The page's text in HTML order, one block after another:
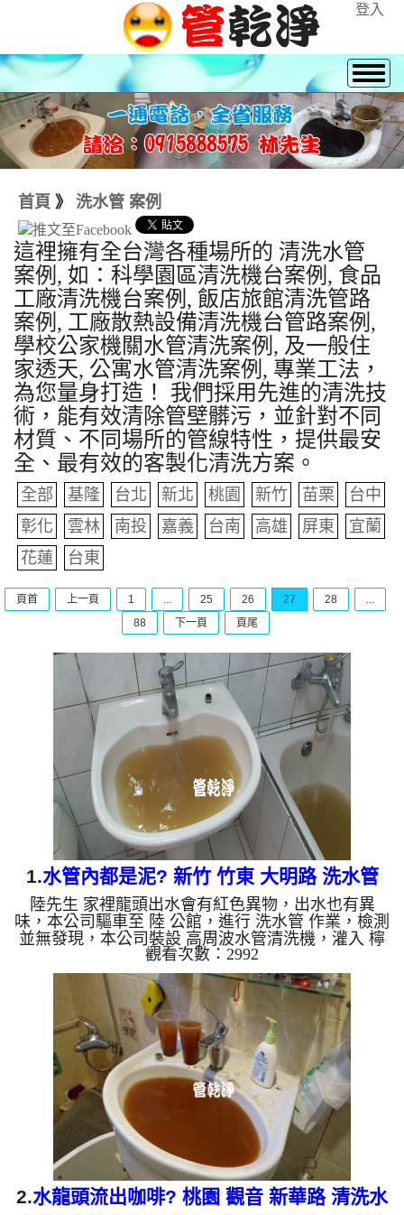
登入
首頁 》 洗水管 案例
這裡擁有全台灣各種場所的 清洗水管
案例, 如：科學園區清洗機台案例, 食品
工廠清洗機台案例, 飯店旅館清洗管路
案例, 工廠散熱設備清洗機台管路案例,
學校公家機關水管清洗案例, 及一般住
家透天, 公寓水管清洗案例, 專業工法，
為您量身打造！ 我們採用先進的清洗技
術，能有效清除管壁髒污，並針對不同
材質、不同場所的管線特性，提供最安
全、最有效的客製化清洗方案。
全部 基隆 台北 新北 桃園 新竹 苗栗
台中
彰化
雲林 南投 嘉義 台南 高雄 屏東
宜蘭
花蓮
台東
頁首 上一頁 1 ... 25 26 27 28
...
88
下一頁 頁尾
1.水管內都是泥? 新竹 竹東 大明路 洗水管
陸先生 家裡龍頭出水會有紅色異物，出水也有異
味，本公司驅車至 陸 公館，進行 洗水管 作業，檢測
並無發現，本公司裝設 高周波水管清洗機，灌入 檸
檬酸 至水管，等了約15分，開啟 水管清洗機 ，啟動
螺旋波 模式，一開始就洗髒水，突然流出髒水變的
混濁，越來就越濃郁，兩個多小時後，出水乾淨出水
量也變大了。 如是自來水，如水管老化，會產生鐵
鏽跟泥沙堆積，洗出來的水就會是咖啡色，地下水含
有氧化錳，管壁上會結成黑色管垢，洗出來的水會跟
石油一樣黑，有些洗出綠色的水，是因為裡面有銅的
物質，生鏽產生銅綠，...
觀看次數：2992
2.水龍頭流出咖啡? 桃園 觀音 新華路 清洗水